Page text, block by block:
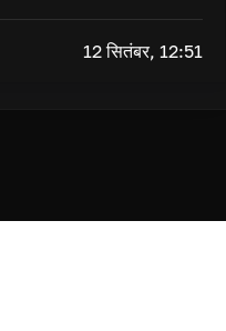
12 सितंबर, 12:51